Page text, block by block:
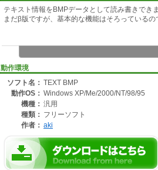
テキスト情報をBMPデータとして読み書きできま
まだβ版ですが、基本的な機能はそろっているの
動作環境
ソフト名： TEXT BMP
動作OS： Windows XP/Me/2000/NT/98/95
機種： 汎用
種類： フリーソフト
作者： aki